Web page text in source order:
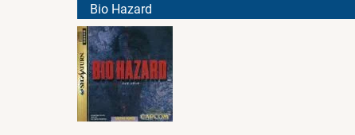
Bio Hazard